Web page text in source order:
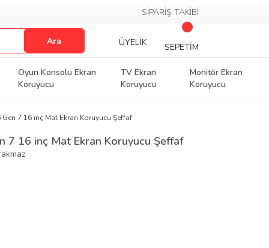
SİPARİŞ TAKİBİ
Ara ÜYELİK SEPETİM
Oyun Konsolu Ekran
Koruyucu
TV Ekran
Koruyucu
Monitör Ekran
Koruyucu
7 16 inç Mat Ekran Koruyucu Şeffaf
7 16 inç Mat Ekran Koruyucu Şeffaf